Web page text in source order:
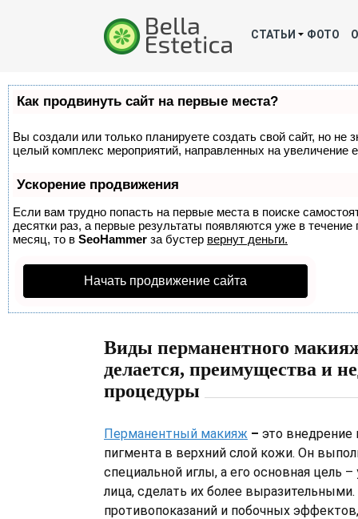
СТАТЬИ ФОТО
Как продвинуть сайт на первые места?
Вы создали или только планируете создать свой сайт, но не
целый комплекс мероприятий, направленных на увеличение
Ускорение продвижения
Если вам трудно попасть на первые места в поиске
десятки раз, а первые результаты появляются уже в
месяц, то в SeoHammer за бустер вернут деньги.
Начать продвижение сайта
Виды перманентного
делается, преимущества и
процедуры
Перманентный макияж – это внедрение
пигмента в верхний слой кожи. Он
специальной иглы, а его основная цель
лица, сделать их более
противопоказаний и побочных